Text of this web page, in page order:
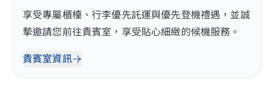
享受專屬櫃檯、行李優先託運與優先登機禮遇，並誠
摯邀請您前往貴賓室，享受貼心細緻的候機服務。
貴賓室資訊